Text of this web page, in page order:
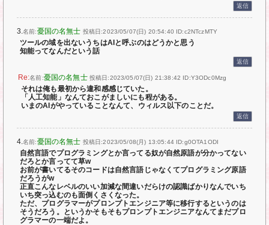
返信
3.名前:憂国の名無士 投稿日:2023/05/07(日) 20:54:40 ID:c2NTczMTY
ツールの域を出ないうちはAIと呼ぶのはどうかと思う
知能ってなんだという話
返信
名前:憂国の名無士 投稿日:2023/05/07(日) 21:38:42 ID:Y3ODc0Mzg
それは俺も最初から違和感感じていた。
「人工知能」なんておこがましいにも程がある。
いまのAIがやっていることなんて、ウィルス以下のことだ。
返信
4.名前:憂国の名無士 投稿日:2023/05/08(月) 13:05:44 ID:g0OTA1ODI
自然言語でプログラミングとか言ってる奴が自然原語が分かってない
だろとか言ってて草w
お前が書いてるそのコードは自然言語じゃなくてプログラミング原語
だろうがw
正直こんなレベルのいい加減な間違いだらけの認識ばかりなんでいち
いち突っ込むのも面倒くさくなった。
ただ、プログラマーがプロンプトエンジニア等に移行するというのは
そうだろう。というかそもそもプロンプトエンジニアなんてまだプロ
グラマーの一端だよ。